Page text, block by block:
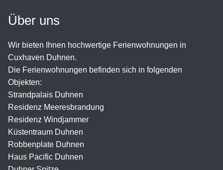
Über uns
Wir bieten Ihnen hochwertige Ferienwohnungen in
Cuxhaven Duhnen.
Die Ferienwohnungen befinden sich in folgenden
Objekten:
Strandpalais Duhnen
Residenz Meeresbrandung
Residenz Windjammer
Küstentraum Duhnen
Robbenplate Duhnen
Haus Pacific Duhnen